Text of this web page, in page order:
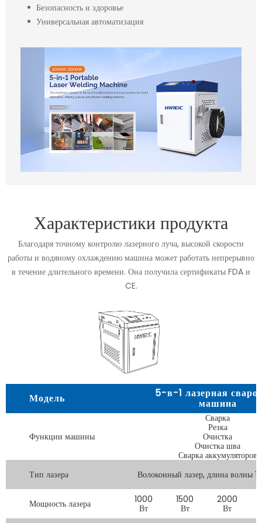
Безопасность и здоровье
Универсальная автоматизация
Характеристики продукта
Благодаря точному контролю лазерного луча, высокой скорости
работы и водяному охлаждению машина может работать непрерывно
в течение длительного времени. Она получила сертификаты FDA и
CE.
Модель 5-в-1 лазерная
машина
Функции машины
Сварка
Резка
Очистка
Очистка шва
Сварка аккумуляторов
Тип лазера
Волоконный лазер, длина волны
Мощность лазера
1000
Вт
1500
Вт
2000
Вт